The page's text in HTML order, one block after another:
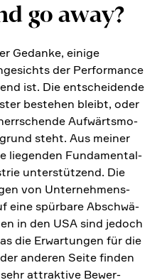
go away?
Gedanke, einige
der Perfor­mance
ist. Die entschei­dende
bestehen bleibt, oder
Aufwärts­mo­
steht. Aus meiner
liegenden Funda­men­tal­
unter­stüt­zend. Die
von Unter­neh­mens­
eine spürbare Abschwä­
in den USA sind jedoch
die Erwar­tungen für die
anderen Seite finden
attrak­tive Bewer­